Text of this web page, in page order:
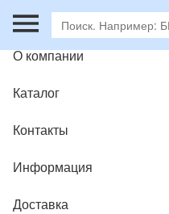
Главная
О компании
Каталог
Контакты
Информация
Доставка